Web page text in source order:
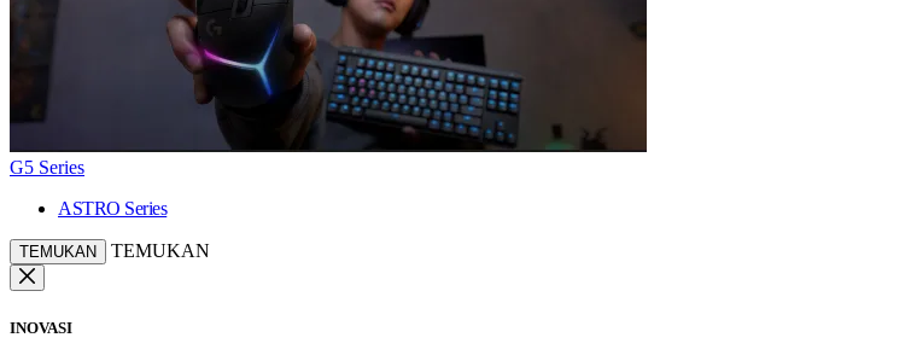
G5 Series
ASTRO Series
TEMUKAN TEMUKAN
INOVASI